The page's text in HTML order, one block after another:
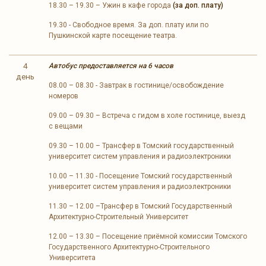
18.30 – 19.30 – Ужин в кафе города (за доп. плату)
19.30 - Свободное время. За доп. плату или по
Пушкинской карте посещение театра.
4
день
Автобус предоставляется на 6 часов
08.00 – 08.30 - Завтрак в гостинице/освобождение
номеров
09.00 – 09.30 – Встреча с гидом в холе гостинице, выезд
с вещами
09.30 – 10.00 – Трансфер в Томский государственный
университет систем управления и радиоэлектроники
10.00 – 11.30 - Посещение Томский государственный
университет систем управления и радиоэлектроники
11.30 – 12.00 –Трансфер в Томский Государственный
Архитектурно-Строительный Университет
12.00 – 13.30 – Посещение приёмной комиссии Томского
Государственного Архитектурно-Строительного
Университета